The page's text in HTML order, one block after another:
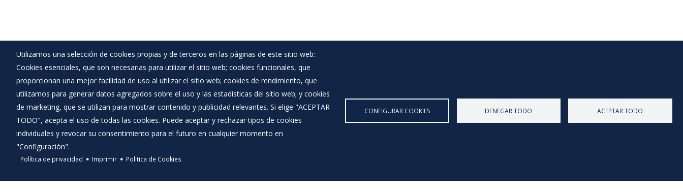
Utilizamos una selección de cookies propias y de terceros en las páginas de este sitio web:
Cookies esenciales, que son necesarias para utilizar el sitio web; cookies funcionales, que
proporcionan una mejor facilidad de uso al utilizar el sitio web; cookies de rendimiento, que
utilizamos para generar datos agregados sobre el uso y las estadísticas del sitio web; y cookies
de marketing, que se utilizan para mostrar contenido y publicidad relevantes. Si elige "ACEPTAR
TODO", acepta el uso de todas las cookies. Puede aceptar y rechazar tipos de cookies
individuales y revocar su consentimiento para el futuro en cualquier momento en
"Configuración".
Política de privacidad Imprimir Politica de Cookies
CONFIGURAR COOKIES DENEGAR TODO ACEPTAR TODO